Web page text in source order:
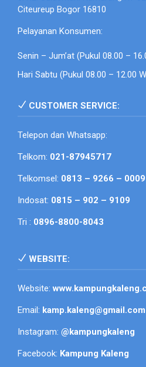
Citeureup Bogor 16810
Pelayanan Konsumen:
Senin – Jum’at (Pukul 08.00 –
Hari Sabtu (Pukul 08.00 – 12.00
CUSTOMER SERVICE:
Telepon dan Whatsapp:
Telkom: 021-87945717
Telkomsel: 0813 – 9266 – 0009
Indosat: 0815 – 902 – 9109
Tri : 0896-8800-8043
WEBSITE:
Website:
Email: kamp.kaleng@gmail.com
Instagram: @kampungkaleng
Facebook: Kampung Kaleng